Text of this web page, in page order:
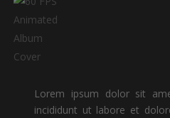
Lorem ipsum dolor sit
incididunt ut labore et